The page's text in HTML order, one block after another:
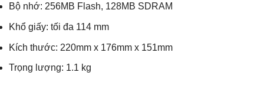
Bộ nhớ: 256MB Flash, 128MB SDRAM
Khổ giấy: tối đa 114 mm
Kích thước: 220mm x 176mm x 151mm
Trọng lượng: 1.1 kg